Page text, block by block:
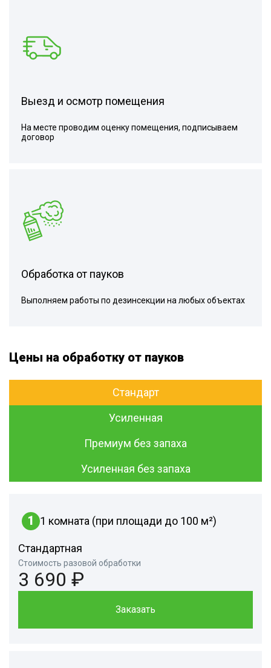
Выезд и осмотр помещения
На месте проводим оценку помещения, подписываем
договор
Обработка от пауков
Выполняем работы по дезинсекции на любых объектах
Цены на обработку от пауков
Стандарт
Усиленная
Премиум без запаха
Усиленная без запаха
1 1 комната (при площади до 100 м²)
Стандартная
Стоимость разовой обработки
3 690 ₽
Заказать